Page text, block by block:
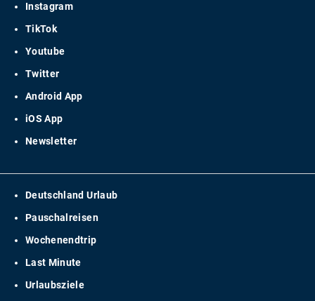
Instagram
TikTok
Youtube
Twitter
Android App
iOS App
Newsletter
Deutschland Urlaub
Pauschalreisen
Wochenendtrip
Last Minute
Urlaubsziele